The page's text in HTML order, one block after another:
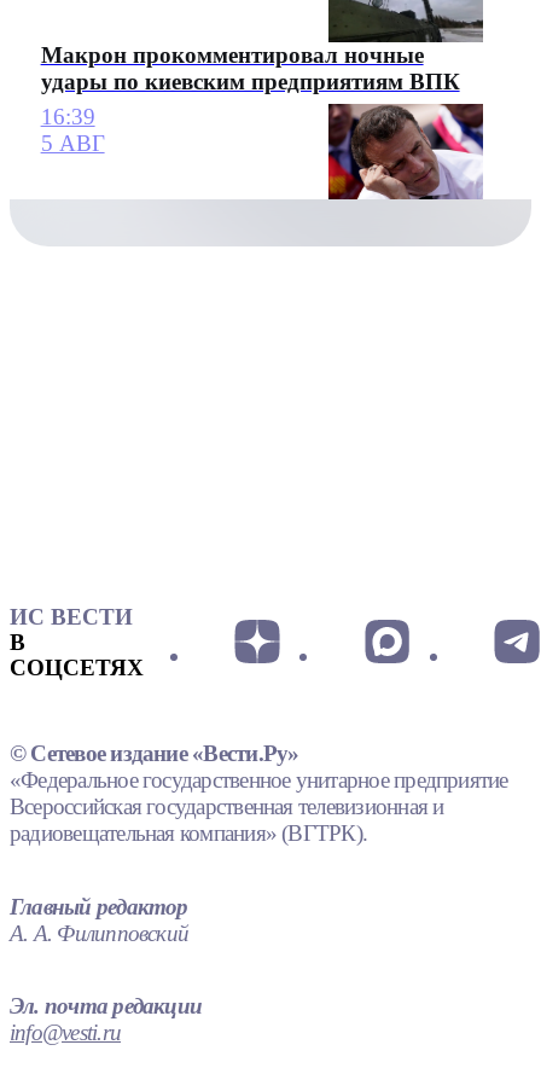
Макрон прокомментировал ночные
удары по киевским предприятиям ВПК
16:39
5 АВГ
ИС ВЕСТИ
В
СОЦСЕТЯХ
© Сетевое издание «Вести.Ру»
«Федеральное государственное унитарное предприятие
Всероссийская государственная телевизионная и
радиовещательная компания» (ВГТРК).
Главный редактор
А. А. Филипповский
Эл. почта редакции
info@vesti.ru